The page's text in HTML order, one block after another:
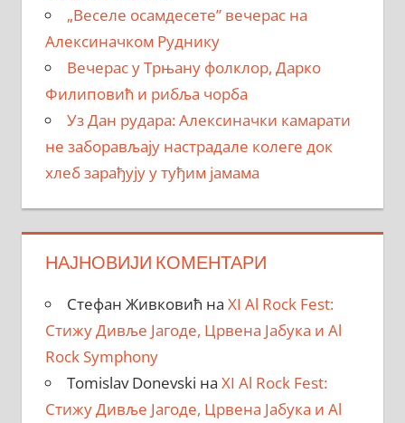
„Веселе осамдесете” вечерас на
Алексиначком Руднику
Вечерас у Трњану фолклор, Дарко
Филиповић и рибља чорба
Уз Дан рудара: Алексиначки камарати
не заборављају настрадале колеге док
хлеб зарађују у туђим јамама
НАЈНОВИЈИ КОМЕНТАРИ
Стефан Живковић на XI Al Rock Fest:
Стижу Дивље Јагоде, Црвена Јабука и Al
Rock Symphony
Tomislav Donevski на XI Al Rock Fest:
Стижу Дивље Јагоде, Црвена Јабука и Al